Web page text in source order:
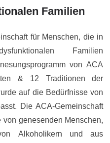
Familien
für Menschen, die in
Familien
von ACA
& 12 Traditionen der
auf die Bedürfnisse von
Die ACA-Gemeinschaft
genesenden Menschen,
Alkoholikern und aus